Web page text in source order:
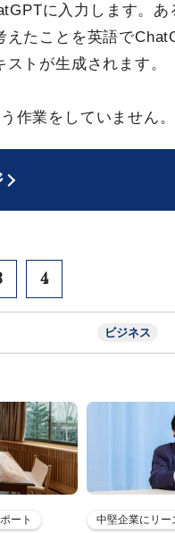
に入力します。あ
たことを英語で
トが生成されます。
作業をしていません。
4
ビジネス
ート 中堅企業にリー